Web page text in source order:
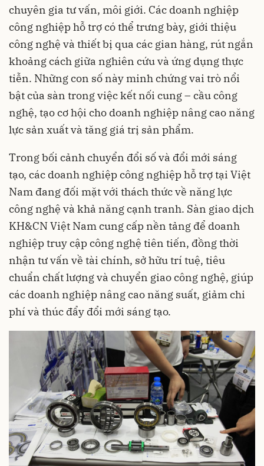
chuyên gia tư vấn, môi giới. Các doanh nghiệp
công nghiệp hỗ trợ có thể trưng bày, giới thiệu
công nghệ và thiết bị qua các gian hàng, rút ngắn
khoảng cách giữa nghiên cứu và ứng dụng thực
tiễn. Những con số này minh chứng vai trò nổi
bật của sàn trong việc kết nối cung – cầu công
nghệ, tạo cơ hội cho doanh nghiệp nâng cao năng
lực sản xuất và tăng giá trị sản phẩm.
Trong bối cảnh chuyển đổi số và đổi mới sáng
tạo, các doanh nghiệp công nghiệp hỗ trợ tại Việt
Nam đang đối mặt với thách thức về năng lực
công nghệ và khả năng cạnh tranh. Sàn giao dịch
KH&CN Việt Nam cung cấp nền tảng để doanh
nghiệp truy cập công nghệ tiên tiến, đồng thời
nhận tư vấn về tài chính, sở hữu trí tuệ, tiêu
chuẩn chất lượng và chuyển giao công nghệ, giúp
các doanh nghiệp nâng cao năng suất, giảm chi
phí và thúc đẩy đổi mới sáng tạo.